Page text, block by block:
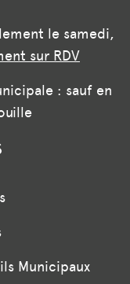
le samedi,
sur RDV
: sauf en
Municipaux